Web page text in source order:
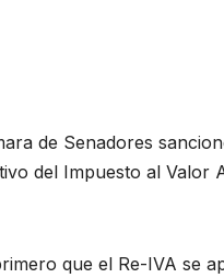
de Senadores
del Impuesto al
que el Re-IVA se